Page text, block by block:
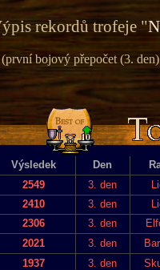
rekordů trofeje "
(první bojový přepočet (3.
Výsledek Den
2549 3. den
2410 3. den
2306 3. den
2021 3. den
1937 3. den